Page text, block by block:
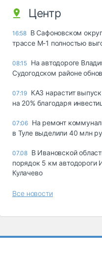
Центр
16:58 В Сафоновском
трассе М-1 полностью
08:15 На автодороге
Судогодском районе
07:19 КАЗ нарастит
на 20% благодаря
07:06 На ремонт
в Туле выделили 40 млн
07.08 В Ивановской
порядок 5 км автодороги
Кулачево
Все новости